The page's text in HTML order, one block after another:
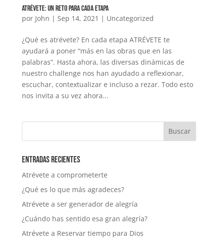
Atrévete: un Reto para cada Etapa
por John | Sep 14, 2021 | Uncategorized
¿Qué es atrévete? En cada etapa ATRÉVETE te
ayudará a poner “más en las obras que en las
palabras”. Hasta ahora, las diversas dinámicas de
nuestro challenge nos han ayudado a reflexionar,
escuchar, contextualizar e incluso a rezar. Todo esto
nos invita a su vez ahora...
Entradas recientes
Atrévete a comprometerte
¿Qué es lo que más agradeces?
Atrévete a ser generador de alegría
¿Cuándo has sentido esa gran alegría?
Atrévete a Reservar tiempo para Dios